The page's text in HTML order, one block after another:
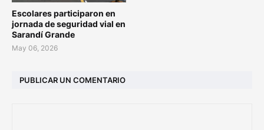
Escolares participaron en
jornada de seguridad vial en
Sarandí Grande
May 06, 2026
PUBLICAR UN COMENTARIO